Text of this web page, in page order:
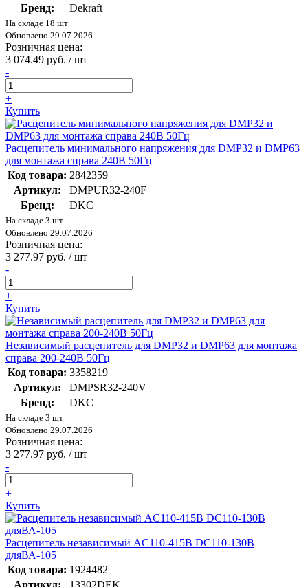
Бренд:
Dekraft
На складе 18 шт
Обновлено 29.07.2026
Розничная цена:
3 074.49 руб. / шт
-
+
Купить
Расцепитель минимального напряжения для DMP32 и DMP63
для монтажа справа 240В 50Гц
Код товара: 2842359
Артикул:
DMPUR32-240F
Бренд:
DKC
На складе 3 шт
Обновлено 29.07.2026
Розничная цена:
3 277.97 руб. / шт
-
+
Купить
Независимый расцепитель для DMP32 и DMP63 для монтажа
справа 200-240В 50Гц
Код товара: 3358219
Артикул:
DMPSR32-240V
Бренд:
DKC
На складе 3 шт
Обновлено 29.07.2026
Розничная цена:
3 277.97 руб. / шт
-
+
Купить
Расцепитель независимый AC110-415В DC110-130В
дляВА-105
Код товара: 1924482
Артикул:
13302DEK